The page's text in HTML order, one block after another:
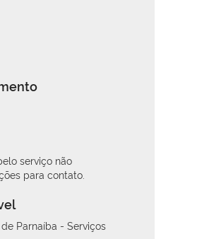
serviço não
para contato.
Parnaíba - Serviços